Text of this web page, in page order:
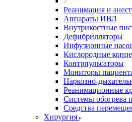
Реанимация и
Аппараты ИВЛ
Внутрикостные
Дефибрилляторы
Инфузионные
Кислородные
Контрпульсаторы
Мониторы
Наркозно-
Реанимационные
Системы обогрева
Средства
Хирургия